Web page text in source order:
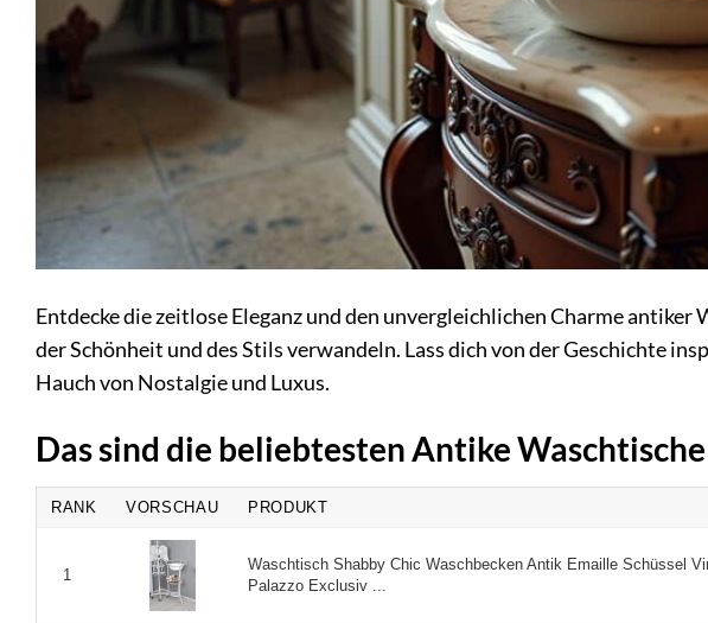
Entdecke die zeitlose Eleganz und den unvergleichlichen Charme antiker
der Schönheit und des Stils verwandeln. Lass dich von der Geschichte
Hauch von Nostalgie und Luxus.
Das sind die beliebtesten Antike
RANK VORSCHAU PRODUKT
1
Waschtisch Shabby Chic Waschbecken Antik Emaille Schüssel
Palazzo Exclusiv ...